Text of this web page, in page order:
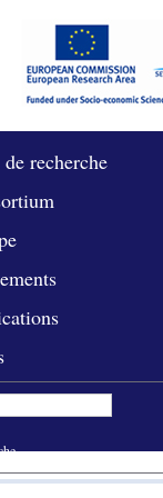
recherche